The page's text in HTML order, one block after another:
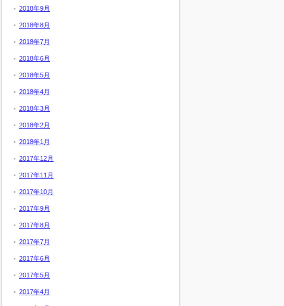
2018年9月
2018年8月
2018年7月
2018年6月
2018年5月
2018年4月
2018年3月
2018年2月
2018年1月
2017年12月
2017年11月
2017年10月
2017年9月
2017年8月
2017年7月
2017年6月
2017年5月
2017年4月